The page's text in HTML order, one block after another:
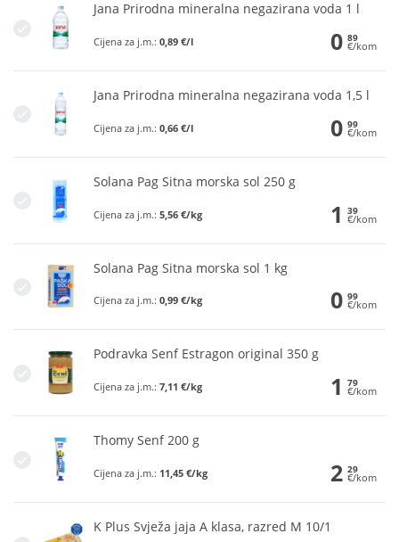
Jana Prirodna mineralna negazirana voda 1 l
Cijena za j.m.: 0,89 €/l 0 89
€/kom
Jana Prirodna mineralna negazirana voda 1,5 l
Cijena za j.m.: 0,66 €/l 0 99
€/kom
Solana Pag Sitna morska sol 250 g
Cijena za j.m.: 5,56 €/kg 1 39
€/kom
Solana Pag Sitna morska sol 1 kg
Cijena za j.m.: 0,99 €/kg 0 99
€/kom
Podravka Senf Estragon original 350 g
Cijena za j.m.: 7,11 €/kg 1 79
€/kom
Thomy Senf 200 g
Cijena za j.m.: 11,45 €/kg 2 29
€/kom
K Plus Svježa jaja A klasa, razred M 10/1